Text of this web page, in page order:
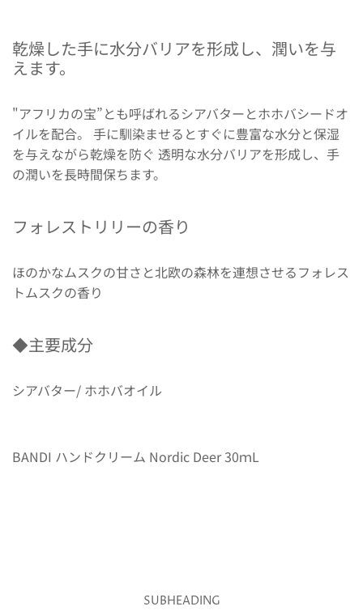
乾燥した手に水分バリアを形成し、潤いを与
えます。
"アフリカの宝”とも呼ばれるシアバターとホホバシードオ
イルを配合。 手に馴染ませるとすぐに豊富な水分と保湿
を与えながら乾燥を防ぐ 透明な水分バリアを形成し、手
の潤いを長時間保ちます。
フォレストリリーの香り
ほのかなムスクの甘さと北欧の森林を連想させるフォレス
トムスクの香り
◆主要成分
シアバター/ ホホバオイル
BANDI ハンドクリーム Nordic Deer 30ｍL
SUBHEADING